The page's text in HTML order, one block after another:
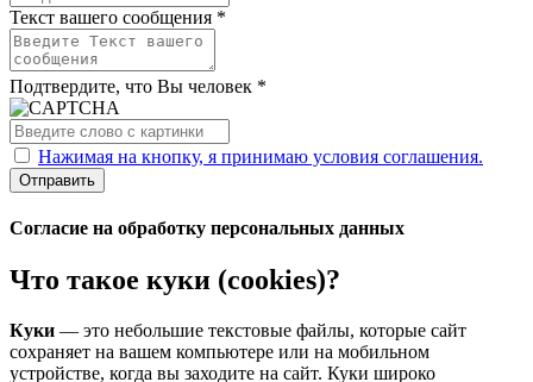
Текст вашего сообщения *
Подтвердите, что Вы человек *
Нажимая на кнопку, я принимаю условия соглашения.
Отправить
Согласие на обработку персональных данных
Что такое куки (cookies)?
Куки — это небольшие текстовые файлы, которые сайт
сохраняет на вашем компьютере или на мобильном
устройстве, когда вы заходите на сайт. Куки широко